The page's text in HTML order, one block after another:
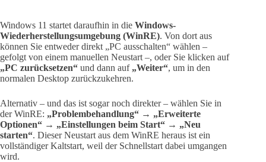
Windows 11 startet daraufhin in die Windows-
Wiederherstellungsumgebung (WinRE). Von dort aus
können Sie entweder direkt „PC ausschalten“ wählen –
gefolgt von einem manuellen Neustart –, oder Sie klicken auf
„PC zurücksetzen“ und dann auf „Weiter“, um in den
normalen Desktop zurückzukehren.
Alternativ – und das ist sogar noch direkter – wählen Sie in
der WinRE: „Problembehandlung“ → „Erweiterte
Optionen“ → „Einstellungen beim Start“ → „Neu
starten“. Dieser Neustart aus dem WinRE heraus ist ein
vollständiger Kaltstart, weil der Schnellstart dabei umgangen
wird.